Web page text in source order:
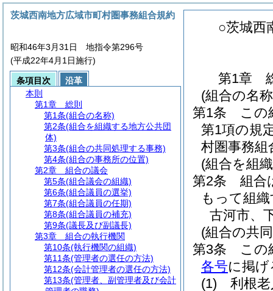
○茨城西
第1章
(組合の名
第1条
この
第1項の規
村圏事務組
(組合を組
第2条
組合
もって組
古河市、
(組合の共
第3条
この
各号に掲
(1)
利根
茨城西南地方広域市町村圏事務組合規約
昭和46年3月31日 地指令第296号
(平成22年4月1日施行)
条項目次
沿革
本則
第1章
総則
第1条(組合の名称)
第2条(組合を組織する地方公共団
体)
第3条(組合の共同処理する事務)
第4条(組合の事務所の位置)
第2章
組合の議会
第5条(組合議会の組織)
第6条(組合議員の選挙)
第7条(組合議員の任期)
第8条(組合議員の補充)
第9条(議長及び副議長)
第3章
組合の執行機関
第10条(執行機関の組織)
第11条(管理者の選任の方法)
第12条(会計管理者の選任の方法)
第13条(管理者、副管理者及び会計